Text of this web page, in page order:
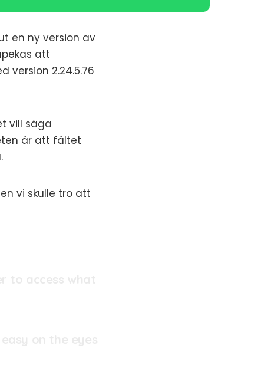
en ny version av
att
version 2.24.5.76
vill säga
är att fältet
vi skulle tro att